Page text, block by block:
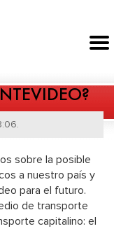
sobre la posible
a nuestro país y
para el futuro.
de transporte
capitalino: el